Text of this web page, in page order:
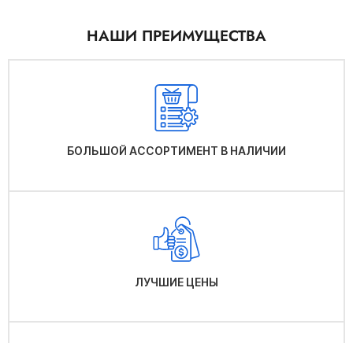
НАШИ ПРЕИМУЩЕСТВА
БОЛЬШОЙ АССОРТИМЕНТ В НАЛИЧИИ
ЛУЧШИЕ ЦЕНЫ